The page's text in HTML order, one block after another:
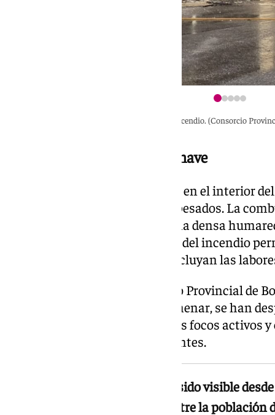
Diferentes imágenes del incendio. (Consorcio
El fuego, en el interior de la nave
Las llamas habrían comenzado en el interior
estacionados varios vehículos pesados. La
almacenados ha alimentado una densa
por la zona. Las causas exactas del incendio
serán investigadas una vez concluyan las
Varias dotaciones del Consorcio Provincial de
parques de Vélez-Málaga y Colmenar, se han
tratar de controlar los diferentes focos activos
a inmuebles y negocios colindantes.
La columna de humo negro ha sido visible
Axarquía, generando alarma entre la población